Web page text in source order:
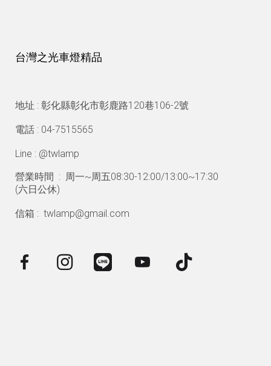
台灣之光車燈精品
地址 : 彰化縣彰化市彰鹿路120巷106-2號
電話 : 04-7515565
Line : @twlamp
營業時間 : 周一~周五08:30-12:00/13:00~17:30
(六日公休)
信箱 : twlamp@gmail.com